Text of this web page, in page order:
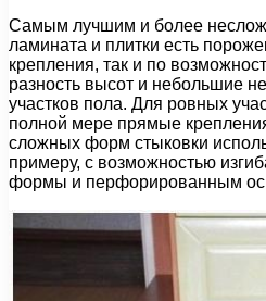
Самым лучшим и более
ламината и плитки есть
крепления, так и по
разность высот и небольшие
участков пола. Для ровных
полной мере прямые
сложных форм стыковки
примеру, с возможностью
формы и перфорированным